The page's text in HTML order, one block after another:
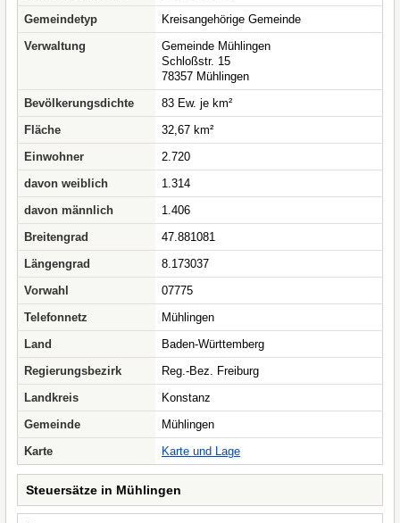
Gemeindetyp
Kreisangehörige Gemeinde
Verwaltung
Gemeinde Mühlingen
Schloßstr. 15
78357 Mühlingen
Bevölkerungsdichte
83 Ew. je km²
Fläche
32,67 km²
Einwohner
2.720
davon weiblich
1.314
davon männlich
1.406
Breitengrad
47.881081
Längengrad
8.173037
Vorwahl
07775
Telefonnetz
Mühlingen
Land
Baden-Württemberg
Regierungsbezirk
Reg.-Bez. Freiburg
Landkreis
Konstanz
Gemeinde
Mühlingen
Karte
Karte und Lage
Steuersätze in Mühlingen